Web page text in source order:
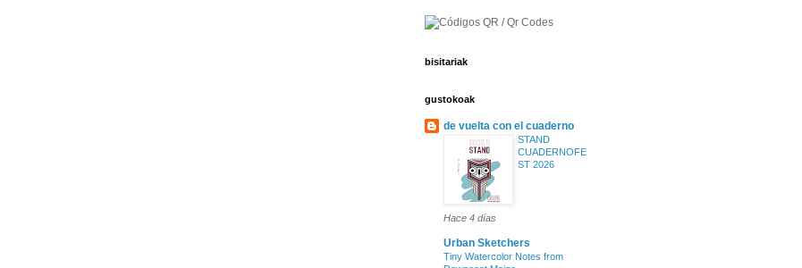
bisitariak
gustokoak
de vuelta con el cuaderno
STAND
CUADERNOFE
ST 2026
Hace 4 días
Urban Sketchers
Tiny Watercolor Notes from